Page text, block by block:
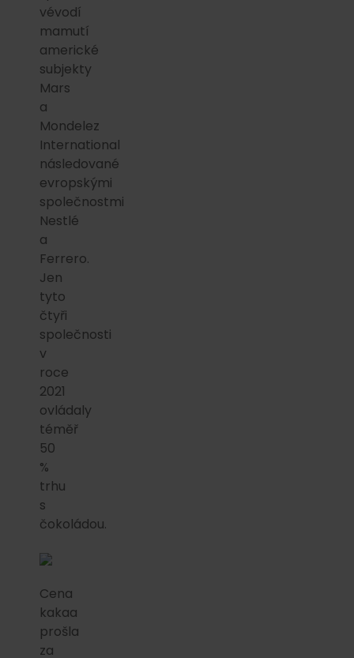
vévodí
mamutí
americké
subjekty
Mars
a
Mondelez
International
následované
evropskými
společnostmi
Nestlé
a
Ferrero.
Jen
tyto
čtyři
společnosti
v
roce
2021
ovládaly
téměř
50
%
trhu
s
čokoládou.
Cena
kakaa
prošla
za